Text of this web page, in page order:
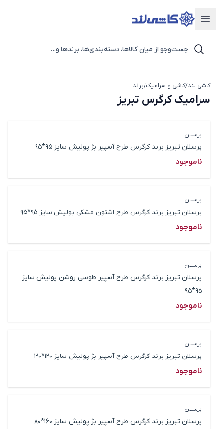
دسته‌بندی محصولات
کاشی لند/کاشی و سرامیک/برند
سرامیک کرگرس تبریز
پرسلان
پرسلان تبریز برند کرگرس طرح آسپیر بژ پولیش سایز 95*95
ناموجود
پرسلان
پرسلان تبریز برند کرگرس طرح اشتون مشکی پولیش سایز 95*95
ناموجود
پرسلان
پرسلان تبریز برند کرگرس طرح آسپیر طوسی روشن پولیش سایز
95*95
ناموجود
پرسلان
پرسلان تبریز برند کرگرس طرح آسپیر بژ پولیش سایز 120*120
ناموجود
پرسلان
پرسلان تبریز برند کرگرس طرح آسپیر بژ پولیش سایز 160*80